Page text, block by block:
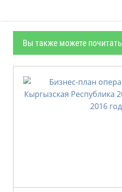
Вы также можете почитать